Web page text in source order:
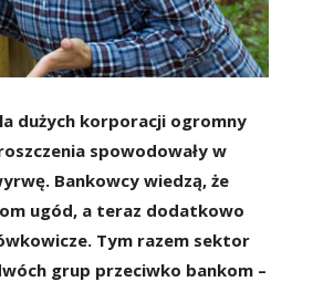
dużych korporacji ogromny
spowodowały w
Bankowcy wiedzą, że
ugód, a teraz dodatkowo
Tym razem sektor
grup przeciwko bankom –